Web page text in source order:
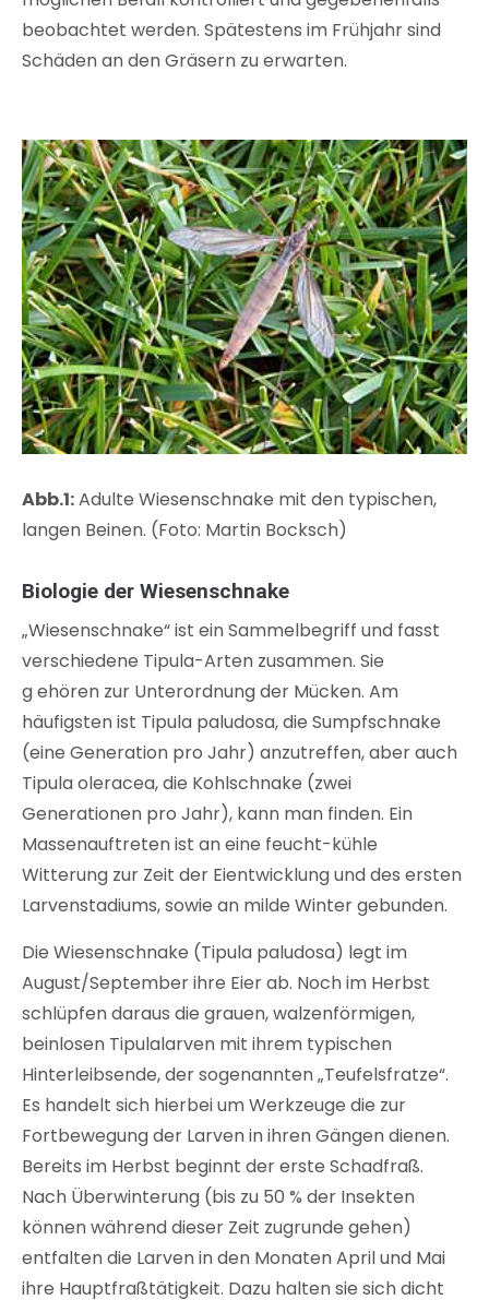
beobachtet werden. Spätestens im Frühjahr sind
Schäden an den Gräsern zu erwarten.
Abb.1:Adulte Wiesenschnake mit den typischen,
langen Beinen. (Foto: Martin Bocksch)
Biologie der Wiesenschnake
„Wiesenschnake“ ist ein Sammelbegriff und fasst
verschiedene Tipula-Arten zusammen. Sie
g ehören zur Unterordnung der Mücken. Am
häufigsten ist Tipula paludosa, die Sumpfschnake
(eine Generation pro Jahr) anzutreffen, aber auch
Tipula oleracea, die Kohlschnake (zwei
Generationen pro Jahr), kann man finden. Ein
Massenauftreten ist an eine feucht-kühle
Witterung zur Zeit der Eientwicklung und des ersten
Larvenstadiums, sowie an milde Winter gebunden.
Die Wiesenschnake (Tipula paludosa) legt im
August/September ihre Eier ab. Noch im Herbst
schlüpfen daraus die grauen, walzenförmigen,
beinlosen Tipulalarven mit ihrem typischen
Hinterleibsende, der sogenannten „Teufelsfratze“.
Es handelt sich hierbei um Werkzeuge die zur
Fortbewegung der Larven in ihren Gängen dienen.
Bereits im Herbst beginnt der erste Schadfraß.
Nach Überwinterung (bis zu 50 % der Insekten
können während dieser Zeit zugrunde gehen)
entfalten die Larven in den Monaten April und Mai
ihre Hauptfraßtätigkeit. Dazu halten sie sich dicht